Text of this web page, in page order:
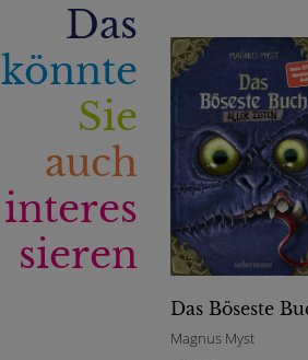
Das
könnte
Sie
auch
interes
sieren
Magnus Myst